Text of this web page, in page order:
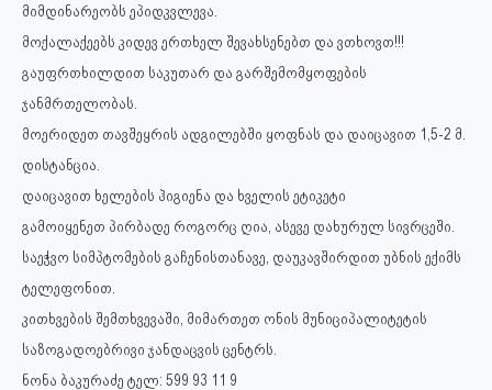
მიმდინარეობს ეპიდკვლევა.
მოქალაქეებს კიდევ ერთხელ შევახსენებთ და ვთხოვთ!!!
გაუფრთხილდით საკუთარ და გარშემომყოფების
ჯანმრთელობას.
მოერიდეთ თავშეყრის ადგილებში ყოფნას და დაიცავით 1,5-2 მ.
დისტანცია.
დაიცავით ხელების ჰიგიენა და ხველის ეტიკეტი
გამოიყენეთ პირბადე როგორც ღია, ასევე დახურულ სივრცეში.
საეჭვო სიმპტომების გაჩენისთანავე, დაუკავშირდით უბნის ექიმს
ტელეფონით.
კითხვების შემთხვევაში, მიმართეთ ონის მუნიციპალიტეტის
საზოგადოებრივი ჯანდაცვის ცენტრს.
ნონა ბაკურაძე ტელ: 599 93 11 9